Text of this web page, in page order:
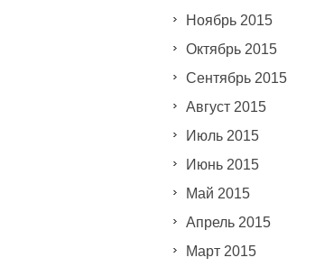
Ноябрь 2015
Октябрь 2015
Сентябрь 2015
Август 2015
Июль 2015
Июнь 2015
Май 2015
Апрель 2015
Март 2015